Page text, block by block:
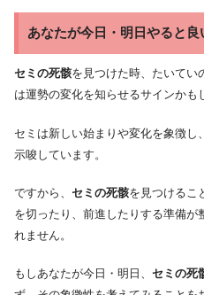
あなたが今日・明日やると良
セミの死骸を見つけた時、たいてい
は運勢の変化を知らせるサインかも
セミは新しい始まりや変化を象徴
示唆しています。
ですから、 セミの死骸を見つけるこ
を切ったり、前進したりする準備が
れません。
もしあなたが今日・明日、 セミの死